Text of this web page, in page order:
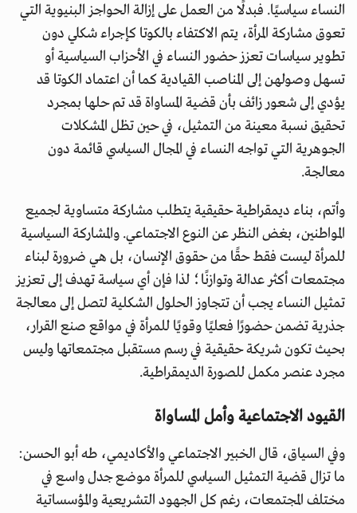
النساء سياسيًا. فبدلًا من العمل على إزالة الحواجز البنيوية التي
تعوق مشاركة المرأة، يتم الاكتفاء بالكوتا كإجراء شكلي دون
تطوير سياسات تعزز حضور النساء في الأحزاب السياسية أو
تسهل وصولهن إلى المناصب القيادية كما أن اعتماد الكوتا قد
يؤدي إلى شعور زائف بأن قضية المساواة قد تم حلها بمجرد
تحقيق نسبة معينة من التمثيل، في حين تظل المشكلات
الجوهرية التي تواجه النساء في المجال السياسي قائمة دون
معالجة.
وأتم، بناء ديمقراطية حقيقية يتطلب مشاركة متساوية لجميع
المواطنين، بغض النظر عن النوع الاجتماعي. والمشاركة السياسية
للمرأة ليست فقط حقًا من حقوق الإنسان، بل هي ضرورة لبناء
مجتمعات أكثر عدالة وتوازنًا؛ لذا فإن أي سياسة تهدف إلى تعزيز
تمثيل النساء يجب أن تتجاوز الحلول الشكلية لتصل إلى معالجة
جذرية تضمن حضورًا فعليًا وقويًا للمرأة في مواقع صنع القرار،
بحيث تكون شريكة حقيقية في رسم مستقبل مجتمعاتها وليس
مجرد عنصر مكمل للصورة الديمقراطية.
القيود الاجتماعية وأمل المساواة
وفي السياق، قال الخبير الاجتماعي والأكاديمي، طه أبو الحسن:
ما تزال قضية التمثيل السياسي للمرأة موضع جدل واسع في
مختلف المجتمعات، رغم كل الجهود التشريعية والمؤسساتية